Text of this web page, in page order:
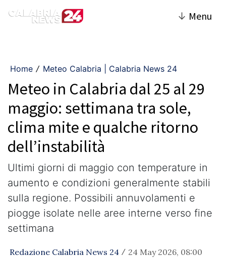
↓ Menu
Home / Meteo Calabria | Calabria News 24
Meteo in Calabria dal 25 al 29
maggio: settimana tra sole,
clima mite e qualche ritorno
dell’instabilità
Ultimi giorni di maggio con temperature in
aumento e condizioni generalmente stabili
sulla regione. Possibili annuvolamenti e
piogge isolate nelle aree interne verso fine
settimana
Redazione Calabria News 24 / 24 May 2026, 08:00